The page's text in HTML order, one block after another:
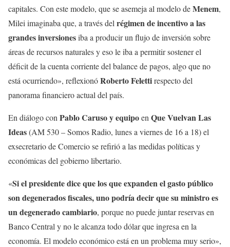
capitales. Con este modelo, que se asemeja al modelo deMenem,
Milei imaginaba que, a través del régimen de incentivo a las
grandes inversionesiba a producir un flujo de inversión sobre
áreas de recursos naturales y eso le iba a permitir sostener el
déficit de la cuenta corriente del balance de pagos, algo que no
está ocurriendo», reflexionóRoberto Felettirespecto del
panorama financiero actual del país.
En diálogo con Pablo Caruso y equipoen Que Vuelvan Las
Ideas(AM 530 – Somos Radio, lunes a viernes de 16 a 18) el
exsecretario de Comercio se refirió a las medidas políticas y
económicas del gobierno libertario.
«Si el presidente dice que los que expanden el gasto público
son degenerados fiscales, uno podría decir que su ministro es
un degenerado cambiario, porque no puede juntar reservas en
Banco Central y no le alcanza todo dólar que ingresa en la
economía. El modelo económico está en un problema muy serio»,